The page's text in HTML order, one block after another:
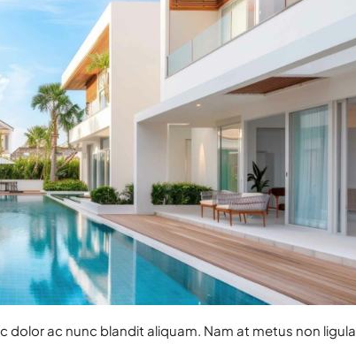
dolor ac nunc blandit aliquam. Nam at metus non ligula